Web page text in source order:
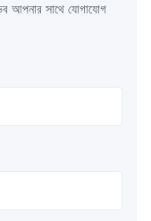
আপনার সাথে যোগাযোগ